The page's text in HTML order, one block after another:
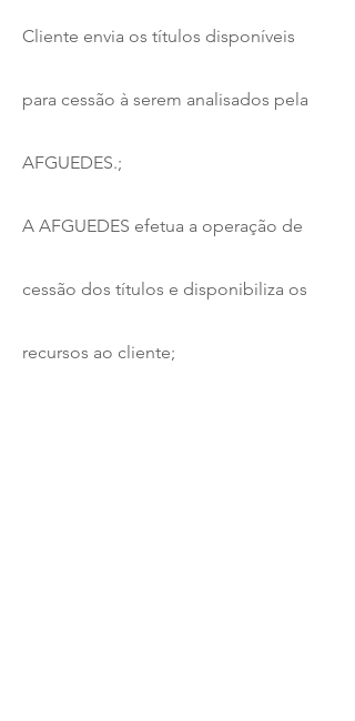
Cliente envia os títulos disponíveis
para cessão à serem analisados pela
AFGUEDES.;
A AFGUEDES efetua a operação de
cessão dos títulos e disponibiliza os
recursos ao cliente;